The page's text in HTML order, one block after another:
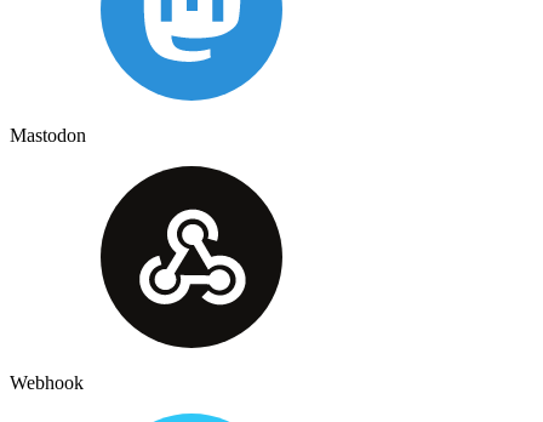
Mastodon
Webhook